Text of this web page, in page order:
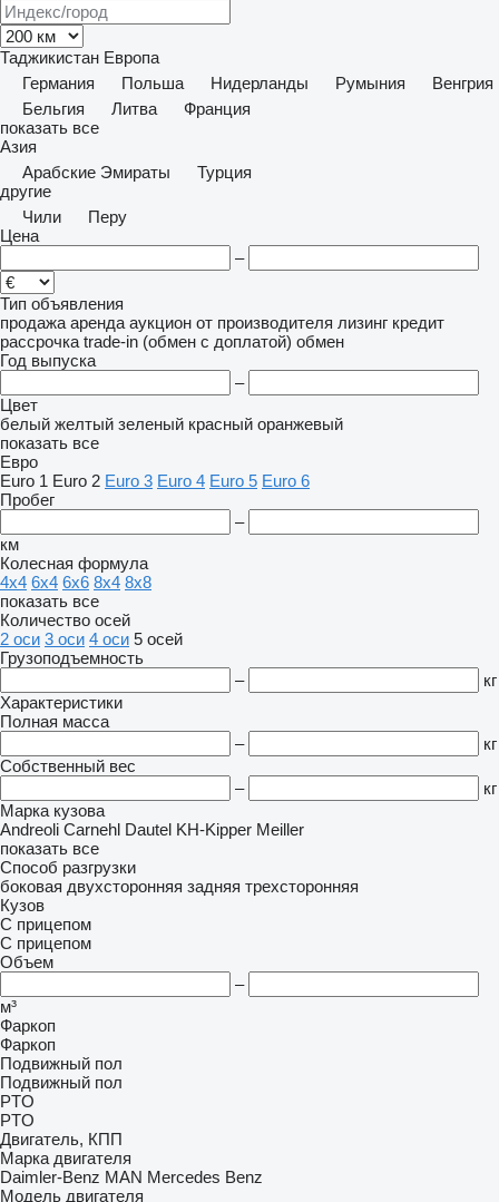
Таджикистан Европа
Германия
Польша Нидерланды Румыния
Венгрия
Бельгия
Литва
Франция
показать все
Азия
Арабские Эмираты
Турция
другие
Чили
Перу
Цена
–
Тип объявления
продажа аренда аукцион от производителя лизинг кредит
рассрочка trade-in (обмен с доплатой) обмен
Год выпуска
–
Цвет
белый желтый зеленый красный оранжевый
показать все
Евро
Euro 1 Euro 2 Euro 3 Euro 4 Euro 5 Euro 6
Пробег
–
км
Колесная формула
4x4 6x4 6x6 8x4 8x8
показать все
Количество осей
2 оси 3 оси 4 оси 5 осей
Грузоподъемность
–
кг
Характеристики
Полная масса
–
кг
Собственный вес
–
кг
Марка кузова
Andreoli Carnehl Dautel KH-Kipper Meiller
показать все
Способ разгрузки
боковая двухсторонняя задняя трехсторонняя
Кузов
С прицепом
С прицепом
Объем
–
м³
Фаркоп
Фаркоп
Подвижный пол
Подвижный пол
PTO
PTO
Двигатель, КПП
Марка двигателя
Daimler-Benz MAN Mercedes Benz
Модель двигателя